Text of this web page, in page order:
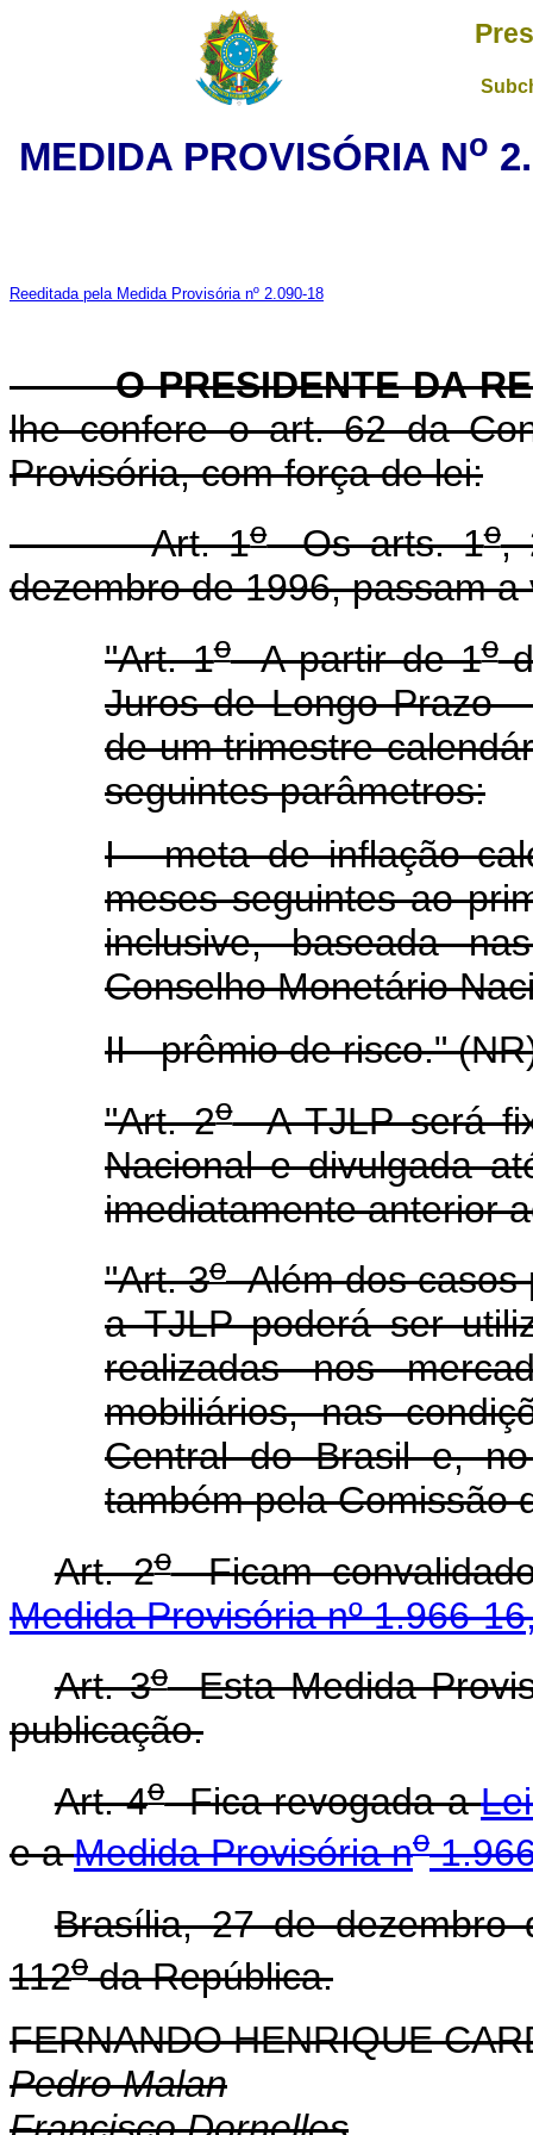
MEDIDA PROVISÓRIA No
Reeditada pela Medida Provisória nº 2.090-18
O PRESIDENTE DA
lhe confere o art. 62 da
Provisória, com força de lei:
Art. 1oOs arts. 1o,
dezembro de 1996, passam
"Art. 1oA partir de 1o
Juros de Longo Prazo
de um trimestre-
seguintes parâmetros:
I - meta de inflação
meses seguintes ao
inclusive, baseada
Conselho Monetário
II - prêmio de risco."
"Art. 2oA TJLP será
Nacional e divulgada
imediatamente anterior
"Art. 3oAlém dos casos
a TJLP poderá ser
realizadas nos
mobiliários, nas
Central do Brasil e,
também pela Comissão
Art. 2oFicam
Medida Provisória nº 1.966-
Art. 3oEsta Medida
publicação.
Art. 4oFica revogada a
e aMedida Provisória no
Brasília, 27 de dezembro
112oda República.
FERNANDO HENRIQUE
Pedro Malan